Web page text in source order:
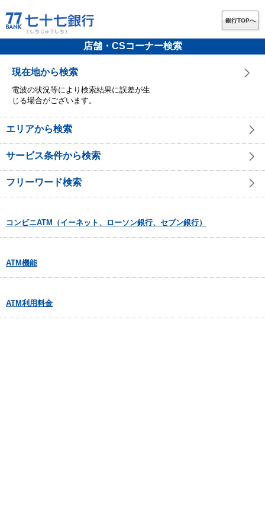
銀行TOPへ
店舗・CSコーナー検索
現在地から検索
電波の状況等により検索結果に誤差が生
じる場合がございます。
エリアから検索
サービス条件から検索
フリーワード検索
コンビニATM（イーネット、ローソン銀行、セブン銀行）
ATM機能
ATM利用料金